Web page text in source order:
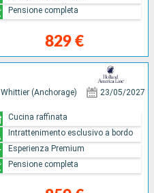
829 €
Pensione completa
Whittier (Anchorage) 23/05/2027
Cucina raffinata
Intrattenimento esclusivo a bordo
Esperienza Premium
Pensione completa